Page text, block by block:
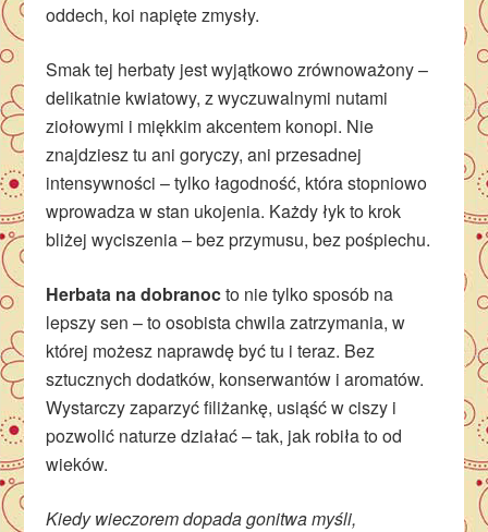
oddech, koi napięte zmysły.
Smak tej herbaty jest wyjątkowo zrównoważony –
delikatnie kwiatowy, z wyczuwalnymi nutami
ziołowymi i miękkim akcentem konopi. Nie
znajdziesz tu ani goryczy, ani przesadnej
intensywności – tylko łagodność, która stopniowo
wprowadza w stan ukojenia. Każdy łyk to krok
bliżej wyciszenia – bez przymusu, bez pośpiechu.
Herbata na dobranocto nie tylko sposób na
lepszy sen – to osobista chwila zatrzymania, w
której możesz naprawdę być tu i teraz. Bez
sztucznych dodatków, konserwantów i aromatów.
Wystarczy zaparzyć filiżankę, usiąść w ciszy i
pozwolić naturze działać – tak, jak robiła to od
wieków.
Kiedy wieczorem dopada gonitwa myśli,